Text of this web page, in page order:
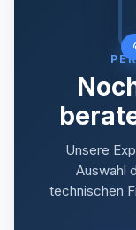
Unsere
Auswahl
technischen